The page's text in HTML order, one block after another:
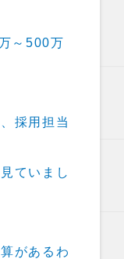
～500万
採用担当
ていまし
があるわ